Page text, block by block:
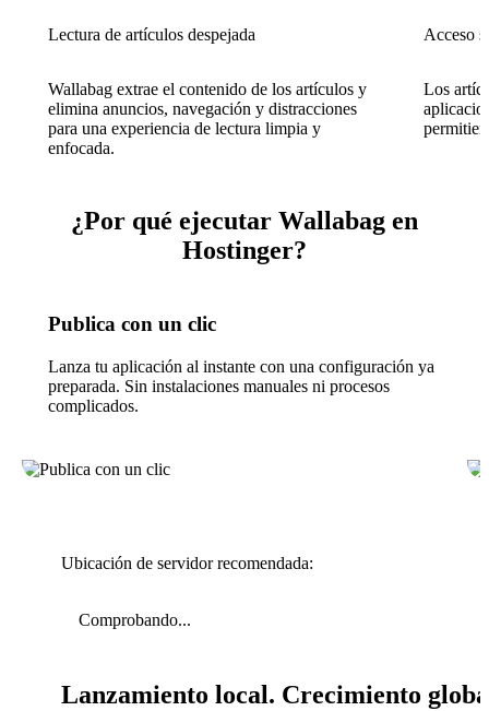
Lectura de artículos despejada
Wallabag extrae el contenido de los artículos y
elimina anuncios, navegación y distracciones
para una experiencia de lectura limpia y
enfocada.
Acceso
Los
¿Por qué ejecutar Wallabag en
Hostinger?
Publica con un clic
Lanza tu aplicación al instante con una configuración ya
preparada. Sin instalaciones manuales ni procesos
complicados.
Ubicación de servidor recomendada:
Comprobando...
Lanzamiento local. Crecimiento